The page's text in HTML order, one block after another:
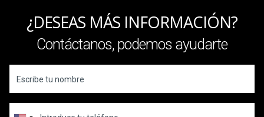
¿DESEAS MÁS INFORMACIÓN?
Contáctanos, podemos ayudarte